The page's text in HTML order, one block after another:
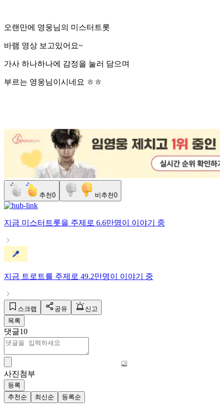
오랜만에 영웅님의 미스터트롯
바램 영상 보고있어요~
가사 하나하나에 감정을 눌러 담으며
부르는 영웅님이시네요 ㅎㅎ
추천0 비추천0
지금 미스터트롯을 주제로 6.6만명이 이야기 중
지금 트로트를 주제로 49.2만명이 이야기 중
스크랩 공유
신고
목록
댓글10
사진첨부
등록
추천순
최신순 등록순